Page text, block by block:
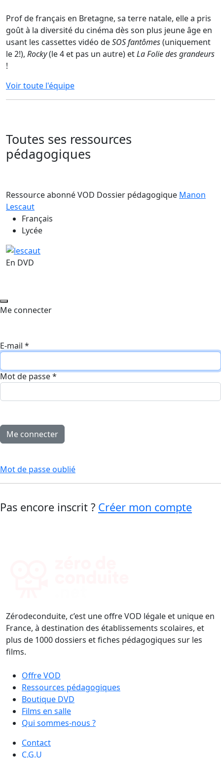
Prof de français en Bretagne, sa terre natale, elle a pris
goût à la diversité du cinéma dès son plus jeune âge en
usant les cassettes vidéo deSOS fantômes(uniquement
le 2!), Rocky(le 4 et pas un autre) etLa Folie des grandeurs
!
Voir toute l'équipe
Toutes ses ressources
pédagogiques
Ressource abonné VOD Dossier pédagogique Manon
Lescaut
Français
Lycée
En DVD
Me connecter
E-mail *
Mot de passe*
Mot de passe oublié
Pas encore inscrit ? Créer mon compte
Zérodeconduite, c’est une offre VOD légale et unique en
France, à destination des établissements scolaires, et
plus de 1000 dossiers et fiches pédagogiques sur les
films.
Offre VOD
Ressources pédagogiques
Boutique DVD
Films en salle
Qui sommes-nous ?
Contact
C.G.U